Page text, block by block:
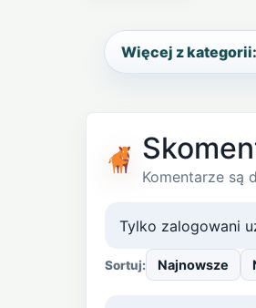
Więcej z
Komentarze są
Tylko zalogowani
Sortuj: Najnowsze